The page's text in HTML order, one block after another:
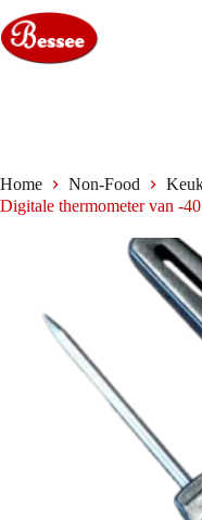
naar
de
inhoud
Home Non-Food
Digitale thermometer van -